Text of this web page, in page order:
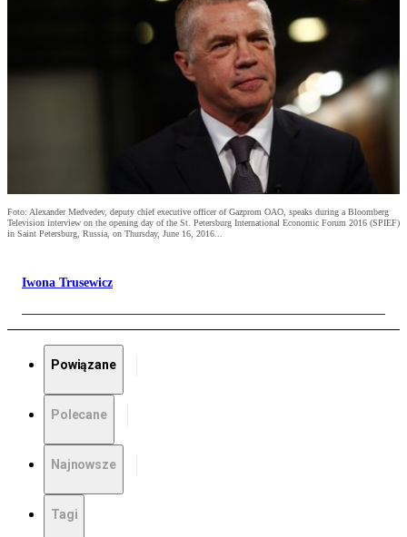
Foto: Alexander Medvedev, deputy chief executive officer of Gazprom OAO, speaks during a Bloomberg
Television interview on the opening day of the St. Petersburg International Economic Forum 2016 (SPIEF)
in Saint Petersburg, Russia, on Thursday, June 16, 2016...
Iwona Trusewicz
Powiązane
Polecane
Najnowsze
Tagi